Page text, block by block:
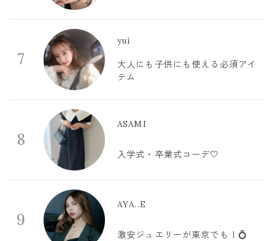
7
yui
大人にも子供にも使える必須アイ
テム
8
ASAMI
入学式・卒業式コーデ🤍
9
AYA..E
激安ジュエリーが東京でも！💍